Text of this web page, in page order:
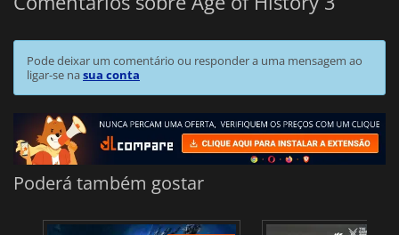
Pode deixar um comentário ou responder a uma mensagem ao
ligar-se nasua conta
Poderá também gostar